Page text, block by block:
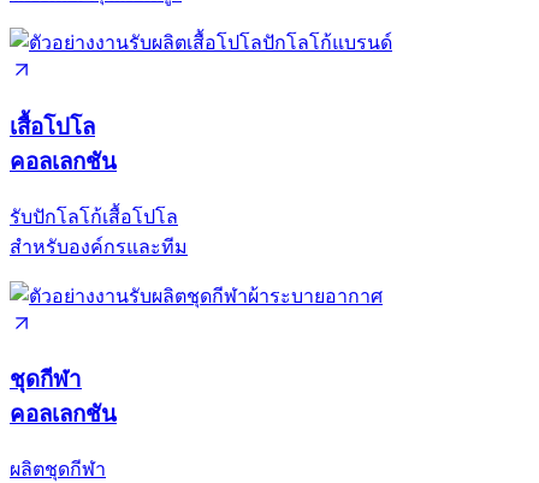
เสื้อโปโล
คอลเลกชัน
รับปักโลโก้เสื้อโปโล
สำหรับองค์กรและทีม
ชุดกีฬา
คอลเลกชัน
ผลิตชุดกีฬา